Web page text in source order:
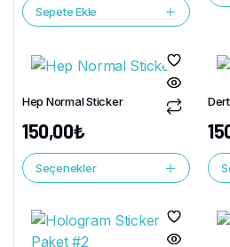
Sepete Ekle
Hep Normal Sticker
150,00₺
Seçenekler